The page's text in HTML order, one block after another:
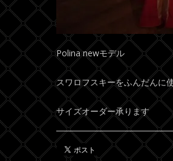
Polina newモデル
スワロフスキーをふんだんに
サイズオーダー承ります